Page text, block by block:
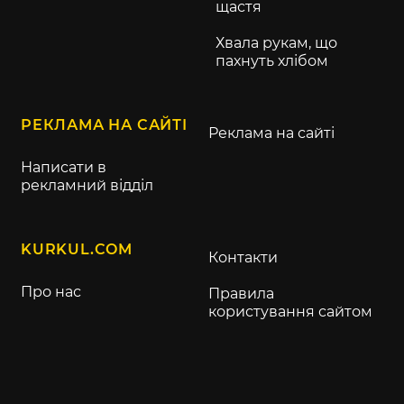
щастя
Хвала рукам, що
пахнуть хлібом
РЕКЛАМА НА САЙТІ
Написати в
рекламний відділ
Реклама на сайті
KURKUL.COM
Про нас
Контакти
Правила
користування сайтом